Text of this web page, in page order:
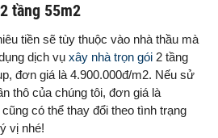
tầng 55m2
tiền sẽ tùy thuộc vào nhà thầu mà
dịch vụ xây nhà trọn gói 2 tầng
đơn giá là 4.900.000đ/m2. Nếu sử
thô của chúng tôi, đơn giá là
có thể thay đổi theo tình trạng
vị nhé!